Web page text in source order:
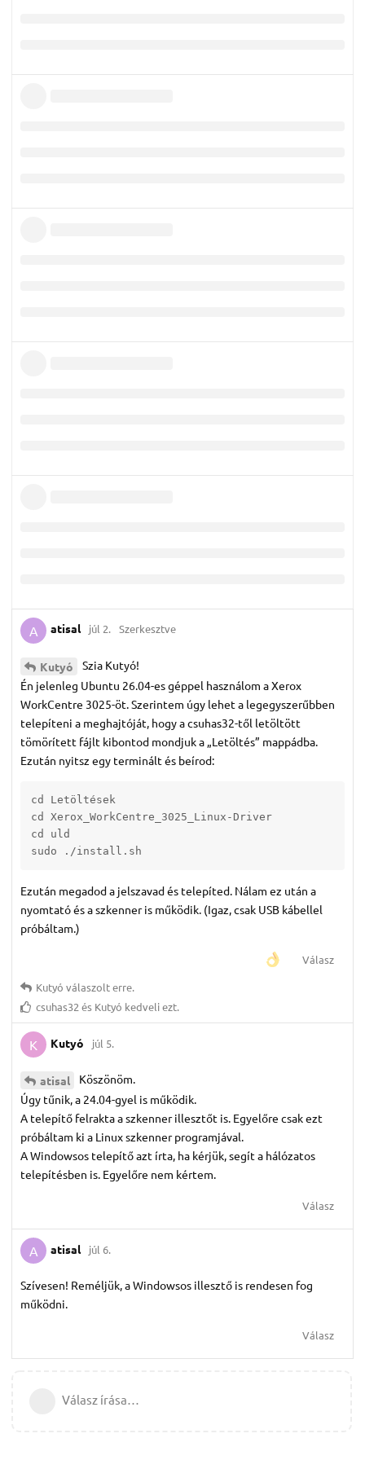
A atisal júl 2. Szerkesztve
Kutyó
Szia Kutyó!
Én jelenleg Ubuntu 26.04-es géppel használom a Xerox
WorkCentre 3025-öt. Szerintem úgy lehet a legegyszerűbben
telepíteni a meghajtóját, hogy a csuhas32-től letöltött
tömörített fájlt kibontod mondjuk a „Letöltés” mappádba.
Ezután nyitsz egy terminált és beírod:
cd Letöltések
cd Xerox_WorkCentre_3025_Linux-Driver
cd uld
sudo ./install.sh
Ezután megadod a jelszavad és telepíted. Nálam ez után a
nyomtató és a szkenner is működik. (Igaz, csak USB kábellel
próbáltam.)
Válasz
Kutyó válaszolt erre.
csuhas32és Kutyó kedveli ezt.
K Kutyó júl 5.
atisal
Köszönöm.
Úgy tűnik, a 24.04-gyel is működik.
A telepítő felrakta a szkenner illesztőt is. Egyelőre csak ezt
próbáltam ki a Linux szkenner programjával.
A Windowsos telepítő azt írta, ha kérjük, segít a hálózatos
telepítésben is. Egyelőre nem kértem.
Válasz
A atisal júl 6.
Szívesen! Reméljük, a Windowsos illesztő is rendesen fog
működni.
Válasz
Válasz írása…